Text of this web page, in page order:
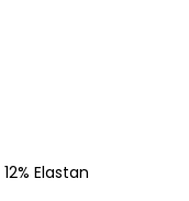
12% Elastan